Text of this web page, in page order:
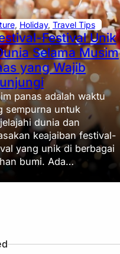
, Holiday, Travel Tips
Festival Unik
Selama Musim
yang Wajib
panas adalah waktu
sempurna untuk
dunia dan
keajaiban festival-
yang unik di berbagai
bumi. Ada…